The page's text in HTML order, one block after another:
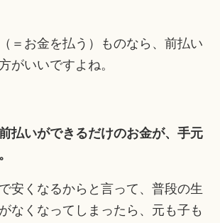
＝お金を払う）ものなら、前払い
がいいですよね。
払いができるだけのお金が、手元
安くなるからと言って、普段の生
なくなってしまったら、元も子も